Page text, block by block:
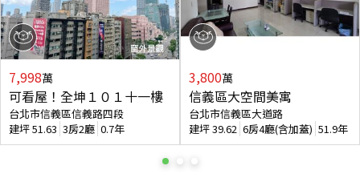
7,998萬
可看屋！全坤１０１十一樓
台北市信義區信義路四段
建坪51.63 3房2廳 0.7年
3,800萬
信義區大空間美寓
台北市信義區大道路
建坪39.62 6房4廳(含加蓋) 51.9年